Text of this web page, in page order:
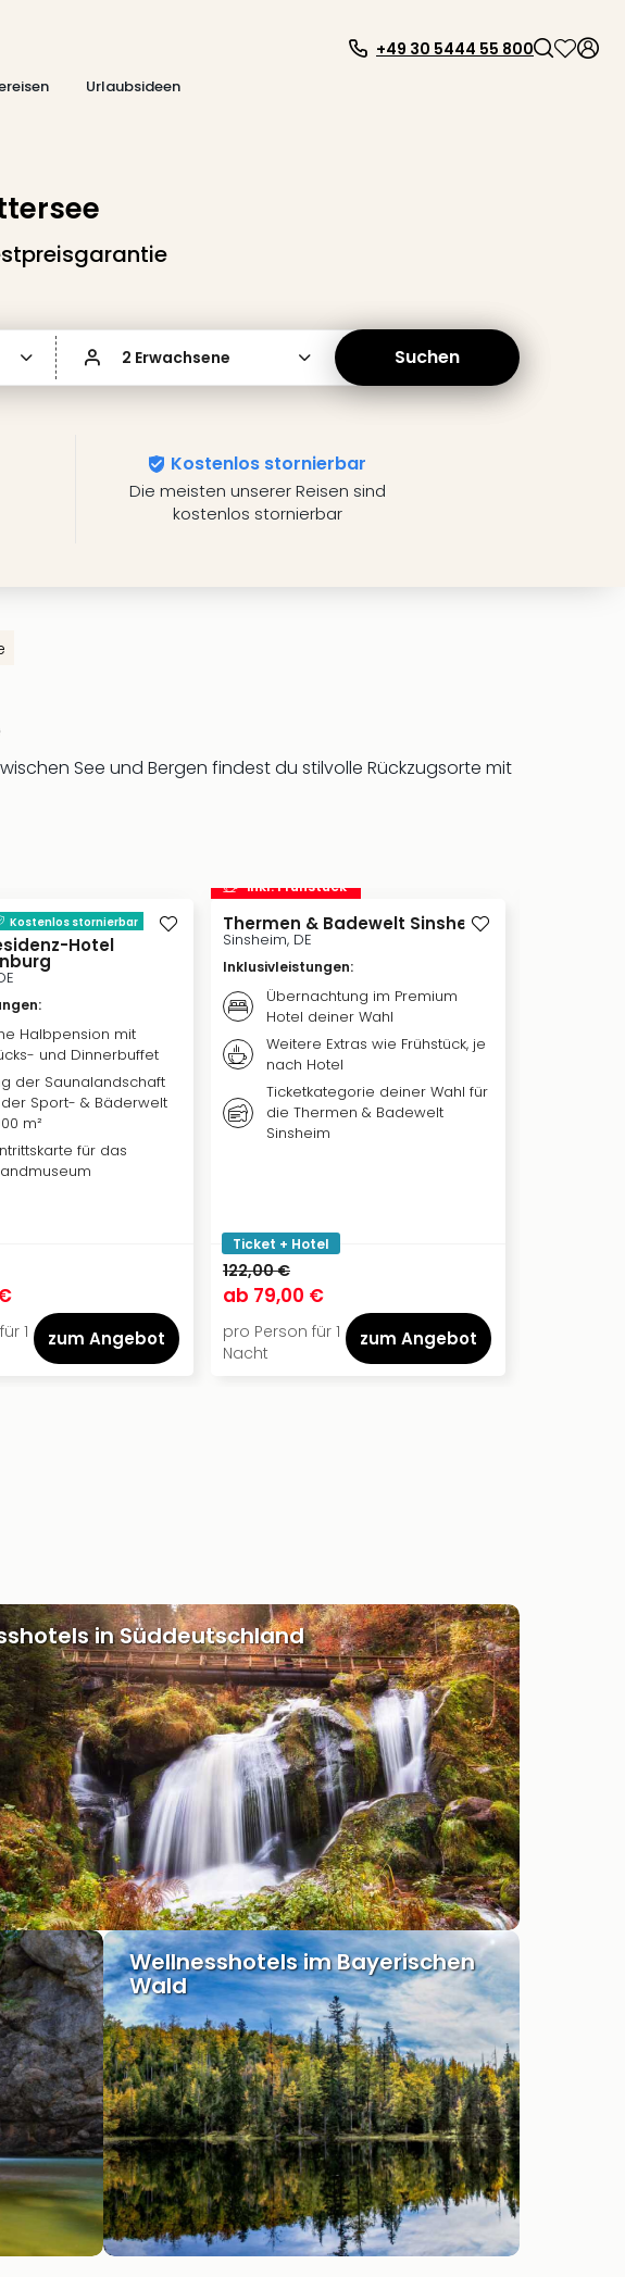
Urlaubsideen
+49 30 5444 55 800
2 Erwachsene Suchen
Kostenlos stornierbar
Die meisten unserer Reisen sind
kostenlos stornierbar
See und Bergen findest du stilvolle Rückzugsorte mit
Kostenlos stornierbar
Hotel
:
Halbpension mit
und Dinnerbuffet
der Saunalandschaft
Sport- & Bäderwelt
m²
für das
1
zum Angebot
inkl. Frühstück
Thermen & Badewelt Sinsheim
Sinsheim, DE
Inklusivleistungen:
Übernachtung im Premium
Hotel deiner Wahl
Weitere Extras wie Frühstück, je
nach Hotel
Ticketkategorie deiner Wahl für
die Thermen & Badewelt
Sinsheim
Ticket + Hotel
122,00 €
ab 79,00 €
pro Person für 1
Nacht
zum Angebot
in Süddeutschland
Wellnesshotels im Bayerischen
Wald